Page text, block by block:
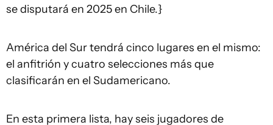
se disputará en 2025 en Chile.}
América del Sur tendrá cinco lugares en el mismo:
el anfitrión y cuatro selecciones más que
clasificarán en el Sudamericano.
En esta primera lista, hay seis jugadores de